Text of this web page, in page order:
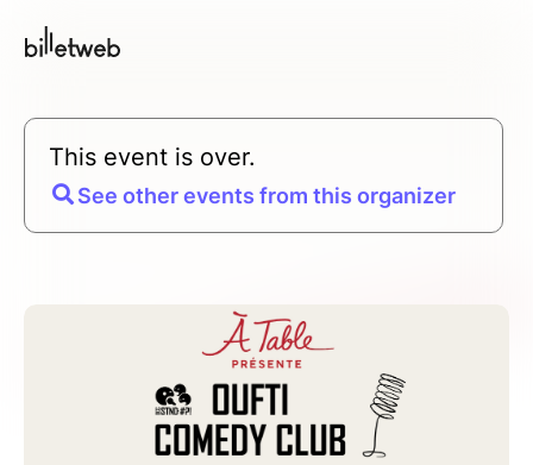
This event is over.
See other events from this organizer